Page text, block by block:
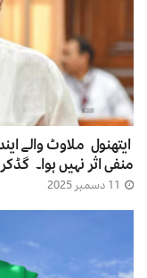
ایتھنول ملاوٹ والے
منفی اثر نہیں ہوا۔